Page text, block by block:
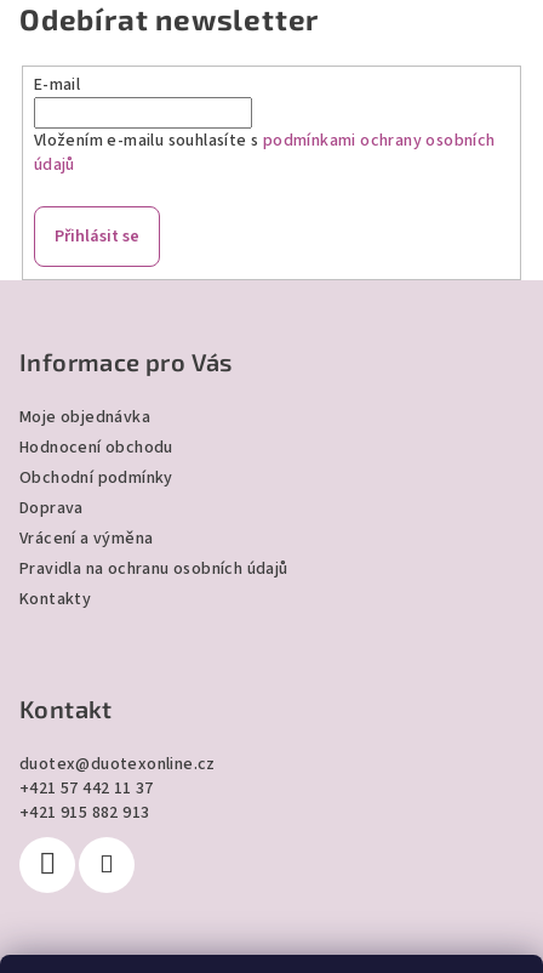
Odebírat newsletter
E-mail
Vložením e-mailu souhlasíte s podmínkami ochrany osobních
údajů
Přihlásit se
Informace pro Vás
Moje objednávka
Hodnocení obchodu
Obchodní podmínky
Doprava
Vrácení a výměna
Pravidla na ochranu osobních údajů
Kontakty
Kontakt
duotex@duotexonline.cz
+421 57 442 11 37
+421 915 882 913